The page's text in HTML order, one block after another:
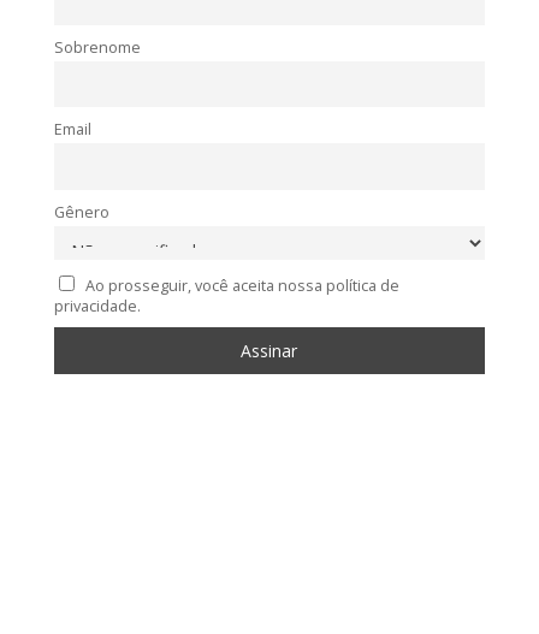
Sobrenome
Email
Gênero
Ao prosseguir, você aceita nossa política de
privacidade.